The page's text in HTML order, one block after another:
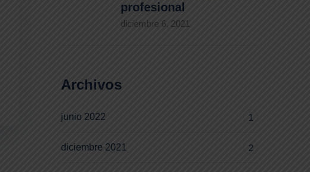
profesional
diciembre 6, 2021
Archivos
junio 2022 1
diciembre 2021 2